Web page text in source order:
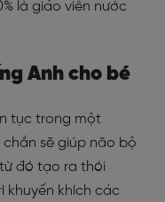
là giáo viên nước
Anh cho bé
tục trong một
sẽ giúp não bộ
đó tạo ra thói
khuyến khích các